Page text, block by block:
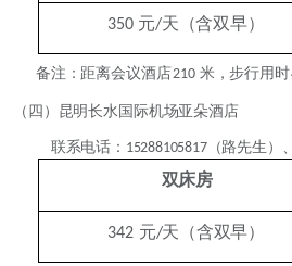
350 元/天（含双早）
备注：距离会议酒店210 米，步行用时
（四）昆明长水国际机场亚朵酒店
联系电话： 15288105817（路先生）、
双床房
342 元/天（含双早）